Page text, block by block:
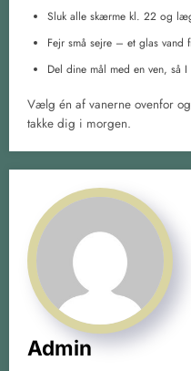
Sluk alle skærme kl. 22 og
Fejr små sejre – et glas vand
Del dine mål med en ven, så
Vælg én af vanerne ovenfor
takke dig i morgen.
Admin